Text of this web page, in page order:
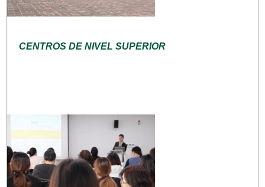
CENTROS DE NIVEL SUPERIOR